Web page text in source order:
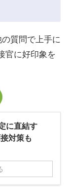
質問で上手に
官に好印象を
に直結す
対策も